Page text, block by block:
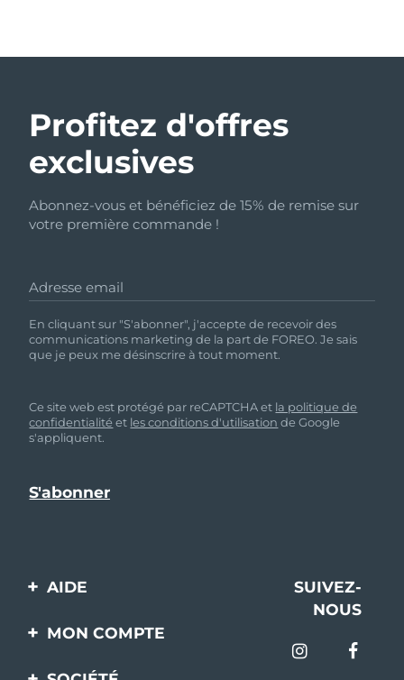
Profitez d'offres
exclusives
Abonnez-vous et bénéficiez de 15% de remise sur
votre première commande !
Adresse email
En cliquant sur "S'abonner", j'accepte de recevoir des
communications marketing de la part de FOREO. Je sais
que je peux me désinscrire à tout moment.
Ce site web est protégé par reCAPTCHA et la politique de
confidentialité et les conditions d'utilisation de Google
s'appliquent.
AIDE
Contactez-nous
SUIVEZ-
NOUS
MON COMPTE
Enregistrement produit